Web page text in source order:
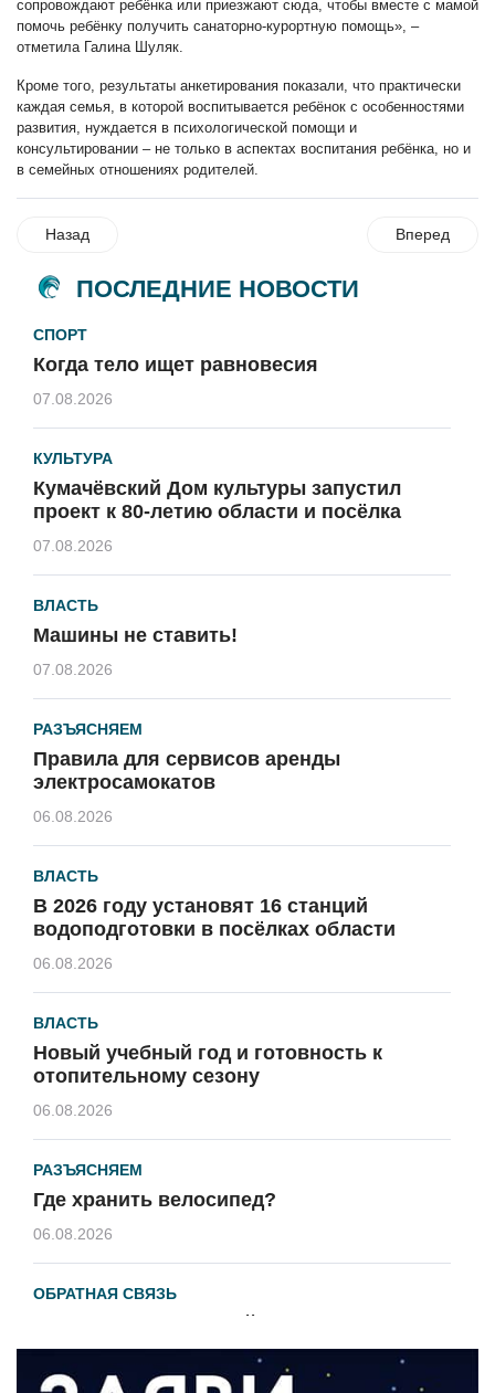
сопровождают ребёнка или приезжают сюда, чтобы вместе с мамой
помочь ребёнку получить санаторно-курортную помощь», –
отметила Галина Шуляк.
Кроме того, результаты анкетирования показали, что практически
каждая семья, в которой воспитывается ребёнок с особенностями
развития, нуждается в психологической помощи и
консультировании – не только в аспектах воспитания ребёнка, но и
в семейных отношениях родителей.
Назад Вперед
ПОСЛЕДНИЕ НОВОСТИ
СПОРТ
Когда тело ищет равновесия
07.08.2026
КУЛЬТУРА
Кумачёвский Дом культуры запустил
проект к 80-летию области и посёлка
07.08.2026
ВЛАСТЬ
Машины не ставить!
07.08.2026
РАЗЪЯСНЯЕМ
Правила для сервисов аренды
электросамокатов
06.08.2026
ВЛАСТЬ
В 2026 году установят 16 станций
водоподготовки в посёлках области
06.08.2026
ВЛАСТЬ
Новый учебный год и готовность к
отопительному сезону
06.08.2026
РАЗЪЯСНЯЕМ
Где хранить велосипед?
06.08.2026
ОБРАТНАЯ СВЯЗЬ
Администрация онлайн